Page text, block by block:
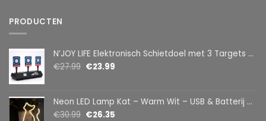
PRODUCTEN
N’JOY LIFE Elektronisch Schietdoel met 3 Targets – Automatische Reset – Digitaal Scorebord – voor Foam Darts
€27.99 €23.99
Neon LED Lamp Kat – Warm Wit – USB & Batterij – Decoratieve Tafellamp voor Kinderkamer – 28,5 x 24,5 cm
€30.99 €26.35